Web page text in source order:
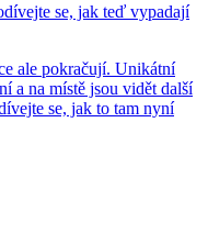
se, jak teď vypadají
ale pokračují. Unikátní
a na místě jsou vidět další
se, jak to tam nyní